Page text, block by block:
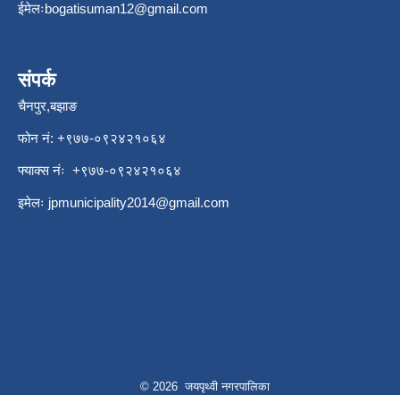
ईमेलःbogatisuman12@gmail.com
संपर्क
चैनपुर,बझाङ
फोन नं: ‍‌+९७७-०९२४२१०६४
फ्याक्स नंः +९७७-०९२४२१०६४
इमेलः jpmunicipality2014@gmail.com
© 2026 जयपृथ्वी नगरपालिका